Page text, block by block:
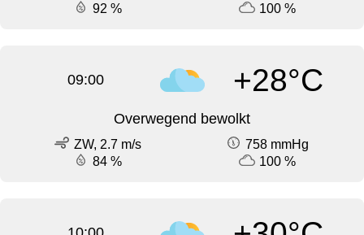
92 %
100 %
09:00 +28°C
Overwegend bewolkt
ZW, 2.7 m/s
758 mmHg
84 %
100 %